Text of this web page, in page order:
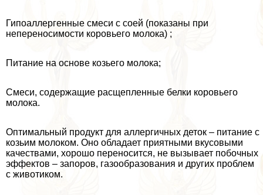
Гипоаллергенные смеси с соей (показаны при
непереносимости коровьего молока) ;
Питание на основе козьего молока;
Смеси, содержащие расщепленные белки коровьего
молока.
Оптимальный продукт для аллергичных деток – питание с
козьим молоком. Оно обладает приятными вкусовыми
качествами, хорошо переносится, не вызывает побочных
эффектов – запоров, газообразования и других проблем
с животиком.